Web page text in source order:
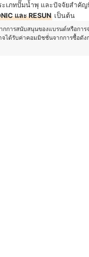
ะเภทปั๊มน้ำพุ และปัจจัยสำคั
และ RESUN เป็นต้น
การสนับสนุนของแบรนด์หรือการ
ได้รับค่าคอมมิชชั่นจากการซื้อดัง